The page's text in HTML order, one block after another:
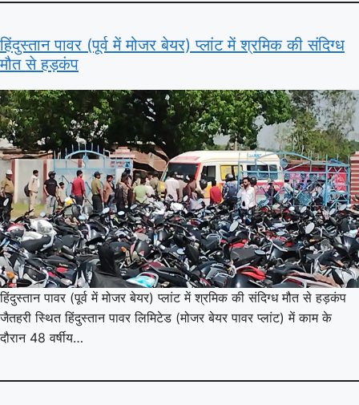
हिंदुस्तान पावर (पूर्व में मोजर बेयर) प्लांट में श्रमिक की संदिग्ध
मौत से हड़कंप
हिंदुस्तान पावर (पूर्व में मोजर बेयर) प्लांट में श्रमिक की संदिग्ध मौत से हड़कंप
जैतहरी स्थित हिंदुस्तान पावर लिमिटेड (मोजर बेयर पावर प्लांट) में काम के
दौरान 48 वर्षीय…